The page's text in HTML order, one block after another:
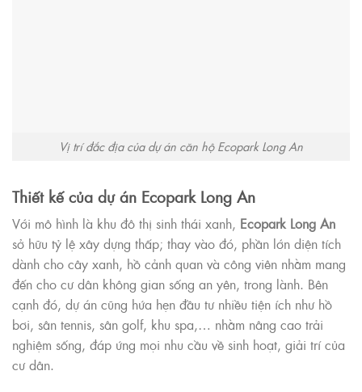
Vị trí đắc địa của dự án căn hộ Ecopark Long An
Thiết kế của dự án Ecopark Long An
Với mô hình là khu đô thị sinh thái xanh, Ecopark Long An
sở hữu tỷ lệ xây dựng thấp; thay vào đó, phần lớn diện tích
dành cho cây xanh, hồ cảnh quan và công viên nhằm mang
đến cho cư dân không gian sống an yên, trong lành. Bên
cạnh đó, dự án cũng hứa hẹn đầu tư nhiều tiện ích như hồ
bơi, sân tennis, sân golf, khu spa,… nhằm nâng cao trải
nghiệm sống, đáp ứng mọi nhu cầu về sinh hoạt, giải trí của
cư dân.